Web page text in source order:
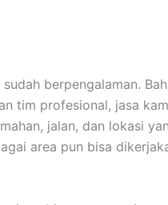
berpengalaman.
tim profesional, jasa
jalan, dan lokasi
area pun bisa